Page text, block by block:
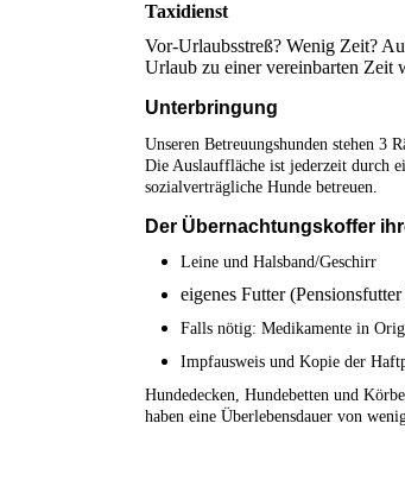
Taxidienst
Vor-Urlaubsstreß? Wenig Zeit?
Urlaub zu einer vereinbarten Zeit
Unterbringung
Unseren Betreuungshunden stehen 3
Die Auslauffläche ist jederzeit durch
sozialverträgliche Hunde betreuen.
Der Übernachtungskoffer
Leine und Halsband/Geschirr
eigenes Futter
Falls nötig: Medikamente in
Impfausweis und Kopie der
Hundedecken, Hundebetten und
haben eine Überlebensdauer von